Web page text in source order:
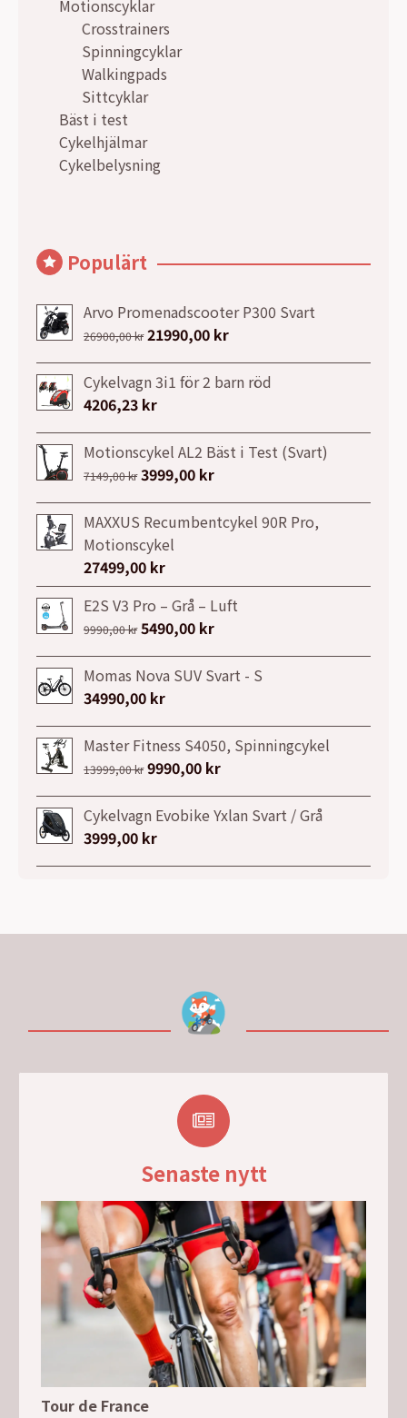
Motionscyklar
Crosstrainers
Spinningcyklar
Walkingpads
Sittcyklar
Bäst i test
Cykelhjälmar
Cykelbelysning
Populärt
Arvo Promenadscooter P300 Svart
26900,00kr Det
ursprungliga
priset
var:
21990,00 kr
nuvarande
priset
Cykelvagn 3i1 för 2 barn röd
4206,23 kr
Motionscykel AL2 Bäst i Test (Svart)
7149,00kr Det
ursprungliga
priset
var:
7149,00 kr.
3999,00 kr
nuvarande
priset
MAXXUS Recumbentcykel 90R Pro,
Motionscykel
27499,00 kr
E2S V3 Pro – Grå – Luft
9990,00kr Det
ursprungliga
priset
var:
5490,00 kr
nuvarande
priset
Momas Nova SUV Svart - S
34990,00 kr
Master Fitness S4050, Spinningcykel
13999,00kr Det
ursprungliga
priset
var:
9990,00 kr
nuvarande
priset
Cykelvagn Evobike Yxlan Svart / Grå
3999,00 kr
Senaste nytt
Tour de France